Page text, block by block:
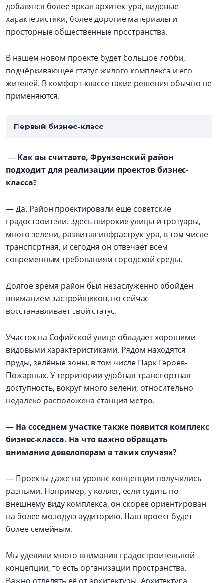
добавятся более яркая архитектура, видовые
характеристики, более дорогие материалы и
просторные общественные пространства.
В нашем новом проекте будет большое лобби,
подчёркивающее статус жилого комплекса и его
жителей. В комфорт-классе такие решения обычно не
применяются.
Первый бизнес-класс
— Как вы считаете, Фрунзенский район
подходит для реализации проектов бизнес-
класса?
— Да. Район проектировали еще советские
градостроители. Здесь широкие улицы и тротуары,
много зелени, развитая инфраструктура, в том числе
транспортная, и сегодня он отвечает всем
современным требованиям городской среды.
Долгое время район был незаслуженно обойден
вниманием застройщиков, но сейчас
восстанавливает свой статус.
Участок на Софийской улице обладает хорошими
видовыми характеристиками. Рядом находятся
пруды, зелёные зоны, в том числе Парк Героев-
Пожарных. У территории удобная транспортная
доступность, вокруг много зелени, относительно
недалеко расположена станция метро.
— На соседнем участке также появится комплекс
бизнес-класса. На что важно обращать
внимание девелоперам в таких случаях?
— Проекты даже на уровне концепции получились
разными. Например, у коллег, если судить по
внешнему виду комплекса, он скорее ориентирован
на более молодую аудиторию. Наш проект будет
более семейным.
Мы уделили много внимания градостроительной
концепции, то есть организации пространства.
Важно отделять её от архитектуры. Архитектура